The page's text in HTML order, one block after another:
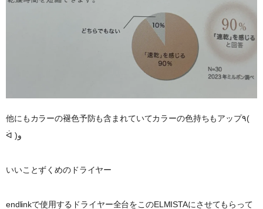
他にもカラーの褪色予防も含まれていてカラーの色持ちもアップ٩(
ᐛ )و
いいことずくめのドライヤー
endlinkで使用するドライヤー全台をこのELMISTAにさせてもらって